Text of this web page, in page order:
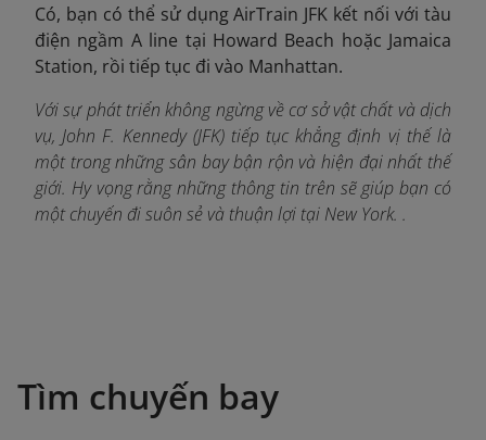
Có, bạn có thể sử dụng AirTrain JFK kết nối với tàu
điện ngầm A line tại Howard Beach hoặc Jamaica
Station, rồi tiếp tục đi vào Manhattan.
Với sự phát triển không ngừng về cơ sở vật chất và dịch
vụ, John F. Kennedy (JFK) tiếp tục khẳng định vị thế là
một trong những sân bay bận rộn và hiện đại nhất thế
giới. Hy vọng rằng những thông tin trên sẽ giúp bạn có
một chuyến đi suôn sẻ và thuận lợi tại New York. .
Tìm chuyến bay